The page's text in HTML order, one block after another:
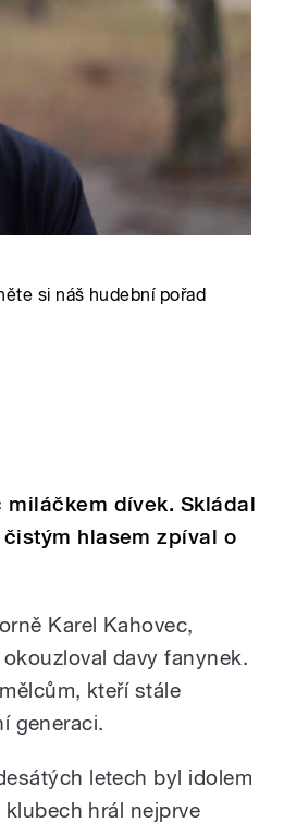
si náš hudební pořad
dívek. Skládal
hlasem zpíval o
Karel Kahovec,
davy fanynek.
kteří stále
generaci.
letech byl idolem
hrál nejprve